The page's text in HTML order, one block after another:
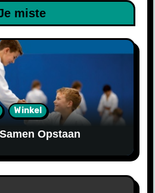
miste
Winkel
Opstaan